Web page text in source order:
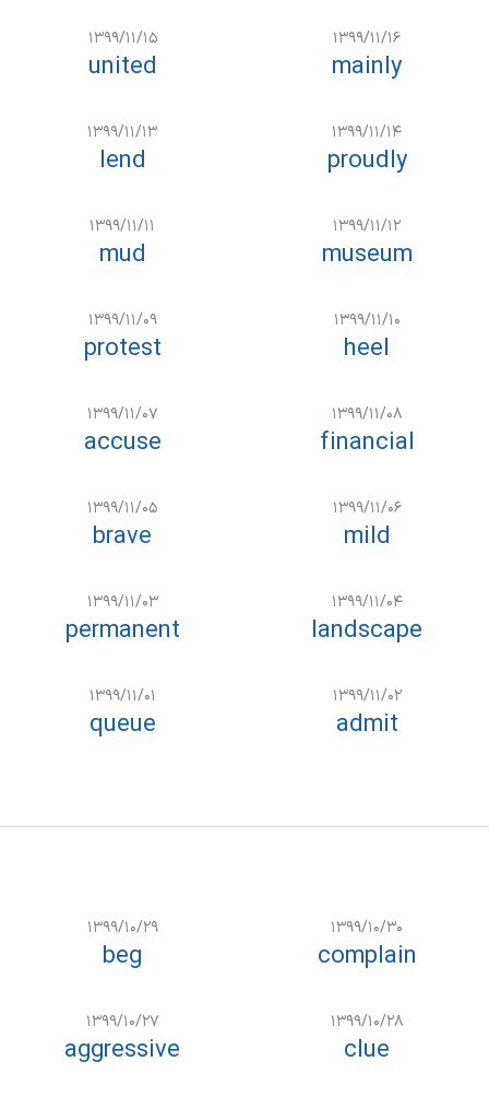
۱۳۹۹/۱۱/۱۶
mainly
۱۳۹۹/۱۱/۱۵
united
۱۳۹۹/۱۱/۱۴
proudly
۱۳۹۹/۱۱/۱۳
lend
۱۳۹۹/۱۱/۱۲
museum
۱۳۹۹/۱۱/۱۱
mud
۱۳۹۹/۱۱/۱۰
heel
۱۳۹۹/۱۱/۰۹
protest
۱۳۹۹/۱۱/۰۸
financial
۱۳۹۹/۱۱/۰۷
accuse
۱۳۹۹/۱۱/۰۶
mild
۱۳۹۹/۱۱/۰۵
brave
۱۳۹۹/۱۱/۰۴
landscape
۱۳۹۹/۱۱/۰۳
permanent
۱۳۹۹/۱۱/۰۲
admit
۱۳۹۹/۱۱/۰۱
queue
۱۳۹۹/۱۰/۳۰
complain
۱۳۹۹/۱۰/۲۹
beg
۱۳۹۹/۱۰/۲۸
clue
۱۳۹۹/۱۰/۲۷
aggressive